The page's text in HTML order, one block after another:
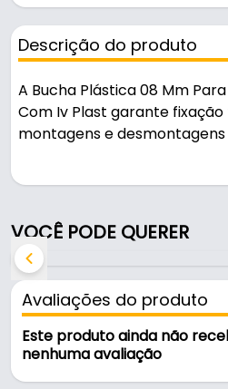
Descrição do produto
A Bucha Plástica 08 Mm
Com Iv Plast garante
montagens e desmontagens
Fabricada em Poliuretano na
e durável no uso diário.
Características:
- Marca: Iv Plast
- Modelo: Bucha Tijolo Oco
- Material: Poliuretano
VOCÊ PODE QUERER
Avaliações do produto
Este produto ainda não
nenhuma avaliação